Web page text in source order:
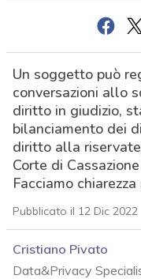
Un soggetto può
conversazioni allo
diritto in giudizio,
bilanciamento dei
diritto alla
Corte di
Facciamo
Pubblicato il 12 Dic 2022
Cristiano Pivato
Data&Privacy